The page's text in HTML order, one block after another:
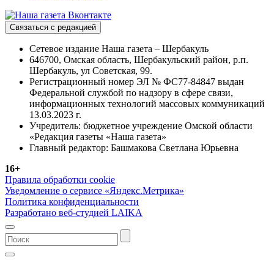
Связаться с редакцией
Сетевое издание Наша газета – Шербакуль
646700, Омская область, Шербакульский район, р.п.
Шербакуль, ул Советская, 99.
Регистрационный номер ЭЛ № ФС77-84847 выдан
Федеральной службой по надзору в сфере связи,
информационных технологий массовых коммуникаций
13.03.2023 г.
Учредитель: бюджетное учреждение Омской области
«Редакция газеты «Наша газета»
Главный редактор: Башмакова Светлана Юрьевна
16+
Правила обработки cookie
Уведомление о сервисе «Яндекс.Метрика»
Политика конфиденциальности
Разработано веб-студией LAIKA